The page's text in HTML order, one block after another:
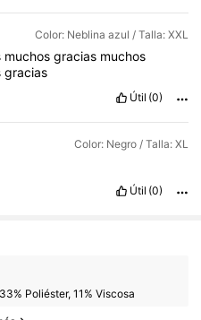
Color: Neblina azul / Talla: XXL
muchosgracias muchos
gracias
Útil (0)
Color: Negro / Talla: XL
Útil (0)
Poliéster, 11% Viscosa